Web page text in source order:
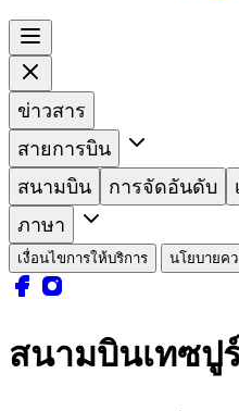
ข่าวสาร
สายการบิน
สนามบิน
การจัดอันดับ
ภาษา
เงื่อนไขการให้บริการ นโยบายค
สนามบินเทซปู